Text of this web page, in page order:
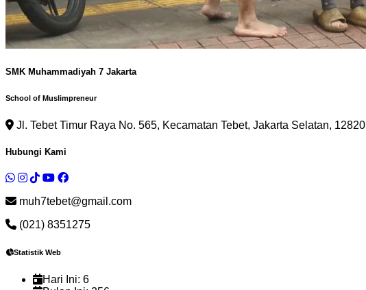
SMK Muhammadiyah 7 Jakarta
School of Muslimpreneur
Jl. Tebet Timur Raya No. 565, Kecamatan Tebet, Jakarta Selatan, 12820
Hubungi Kami
muh7tebet@gmail.com
(021) 8351275
Statistik Web
Hari Ini: 6